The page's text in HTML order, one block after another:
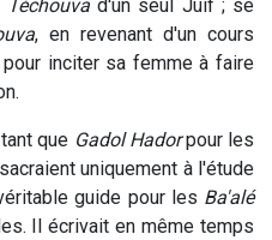
Téchouvad'un seul Juif ; se
, en revenant d'un cours
inciter sa femme à faire
que Gadol Hadorpour les
uniquement à l'étude
guide pour les Ba'alé
Il écrivait en même temps